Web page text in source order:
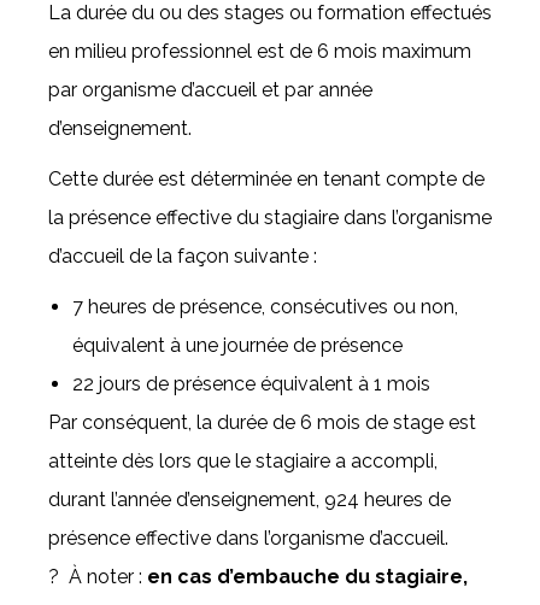
La durée du ou des stages ou formation effectués
en milieu professionnel est de 6 mois maximum
par organisme d’accueil et par année
d’enseignement.
Cette durée est déterminée en tenant compte de
la présence effective du stagiaire dans l’organisme
d’accueil de la façon suivante :
7 heures de présence, consécutives ou non,
équivalent à une journée de présence
22 jours de présence équivalent à 1 mois
Par conséquent, la durée de 6 mois de stage est
atteinte dès lors que le stagiaire a accompli,
durant l’année d’enseignement, 924 heures de
présence effective dans l’organisme d’accueil.
? À noter : en cas d’embauche du stagiaire,